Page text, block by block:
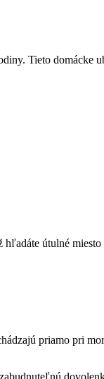
Tieto domácke
útulné
priamo pri